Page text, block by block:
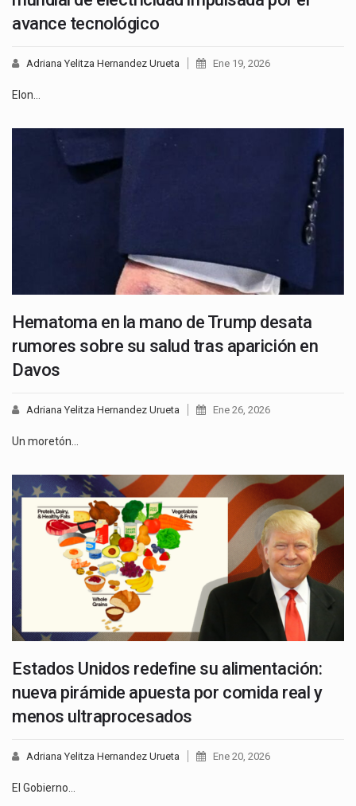
avance tecnológico
Adriana Yelitza Hernandez Urueta Ene 19, 2026
Elon…
Hematoma en la mano de Trump desata
rumores sobre su salud tras aparición en
Davos
Adriana Yelitza Hernandez Urueta Ene 26, 2026
Un moretón…
Estados Unidos redefine su alimentación:
nueva pirámide apuesta por comida real y
menos ultraprocesados
Adriana Yelitza Hernandez Urueta Ene 20, 2026
El Gobierno…